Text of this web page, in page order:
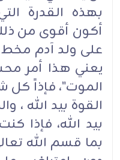
بهذه القدرة
أكون أقوى من
على ولد آدم مخط
يعني هذا أمر
الموت"، فإذاً كل
القوة بيد الله ،
بيد الله، فإذا
بما قسم الله